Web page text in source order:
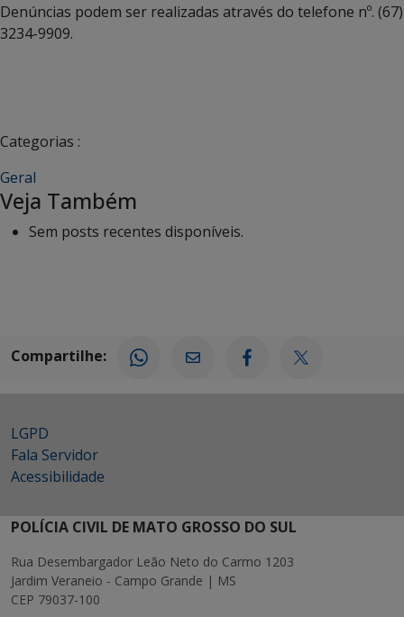
Denúncias podem ser realizadas através do telefone nº. (67)
3234-9909.
Categorias :
Geral
Veja Também
Sem posts recentes disponíveis.
Compartilhe:
LGPD
Fala Servidor
Acessibilidade
POLÍCIA CIVIL DE MATO GROSSO DO SUL
Rua Desembargador Leão Neto do Carmo 1203
Jardim Veraneio - Campo Grande | MS
CEP 79037-100